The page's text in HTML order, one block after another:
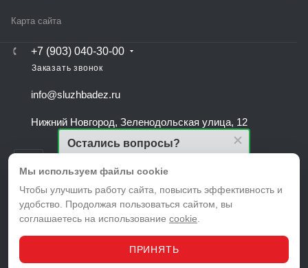
Карта сайта
+7 (903) 040-30-00
Заказать звонок
info@sluzhbadez.ru
Нижний Новгород, Зеленодольская улица, 12
ВЕРСИЯ ДЛЯ ПЕЧАТИ
ПОЛЬЗОВАТЕЛЬСКОЕ СОГЛАШЕНИЕ
© 2026 Служба дезинфекции в Нижнем Новгороде
Мы используем файлы cookie
Чтобы улучшить работу сайта, повысить эффективность и
удобство. Продолжая пользоваться сайтом, вы
соглашаетесь на использование cookie
ПРИНЯТЬ
Остались вопросы?
тариф именно для Вас!